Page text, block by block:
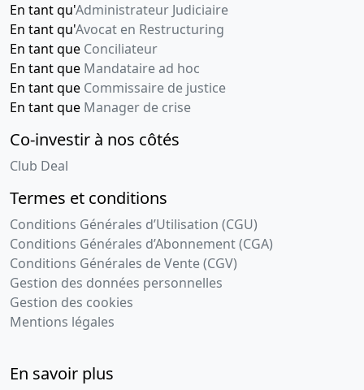
En tant qu'Administrateur Judiciaire
En tant qu'Avocat en Restructuring
En tant que Conciliateur
En tant que Mandataire ad hoc
En tant que Commissaire de justice
En tant que Manager de crise
Co-investir à nos côtés
Club Deal
Termes et conditions
Conditions Générales d’Utilisation (CGU)
Conditions Générales d’Abonnement (CGA)
Conditions Générales de Vente (CGV)
Gestion des données personnelles
Gestion des cookies
Mentions légales
En savoir plus